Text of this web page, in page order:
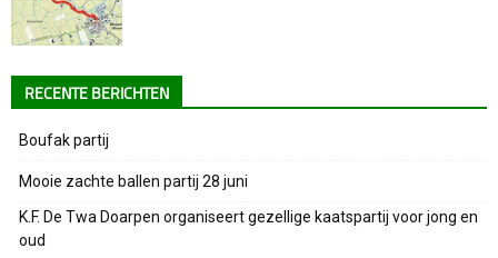
RECENTE BERICHTEN
Boufak partij
Mooie zachte ballen partij 28 juni
K.F. De Twa Doarpen organiseert gezellige kaatspartij voor jong en
oud